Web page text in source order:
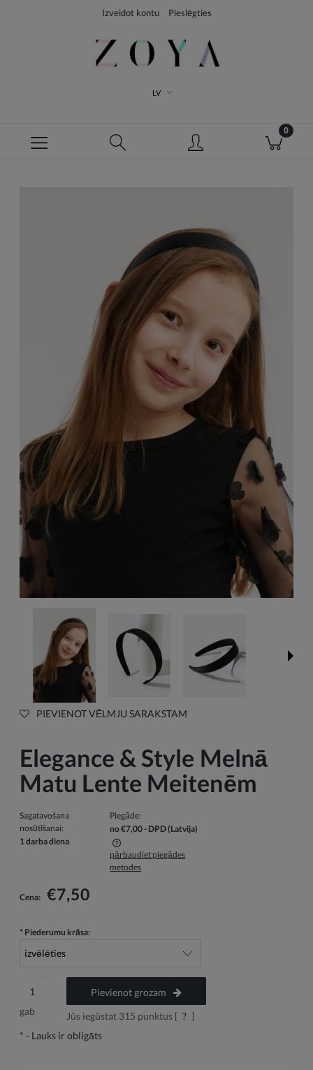
Izveidot kontu Pieslēgties
LV
PIEVIENOT VĒLMJU SARAKSTAM
Elegance & Style Melnā
Matu Lente Meitenēm
Sagatavošana
nosūtīšanai:
1 darba diena
Piegāde:
no €7,00- DPD(Latvija)
Cenā nav iekļautas iespējamās maksājumu izmaksas
pārbaudiet piegādes
metodes
Cena: €7,50
* Piederumu krāsa:
gab
Pievienot grozam
Jūs iegūstat 315 punktus [ ? ]
* - Lauks ir obligāts